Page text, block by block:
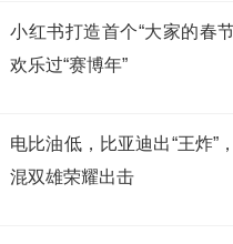
小红书打造首个“大家的春
欢乐过“赛博年”
电比油低，比亚迪出“王炸”
混双雄荣耀出击